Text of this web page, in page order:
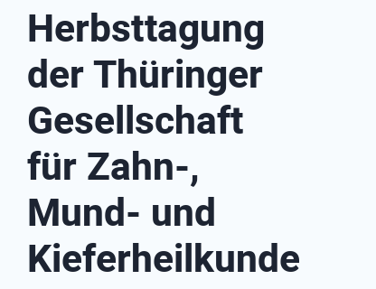
Herbsttagung
der Thüringer
Gesellschaft
für Zahn-,
Mund- und
Kieferheilkunde